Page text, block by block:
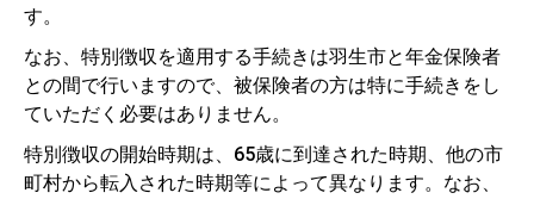
す。
なお、特別徴収を適用する手続きは羽生市と年金保険者
との間で行いますので、被保険者の方は特に手続きをし
ていただく必要はありません。
特別徴収の開始時期は、65歳に到達された時期、他の市
町村から転入された時期等によって異なります。なお、